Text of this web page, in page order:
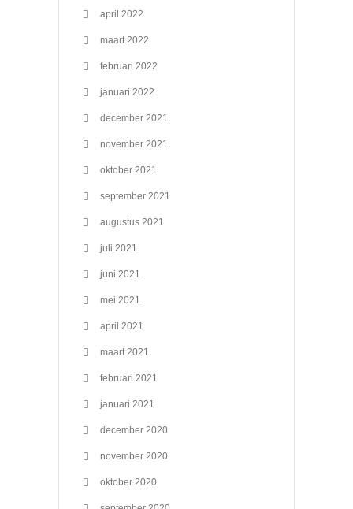
april 2022
maart 2022
februari 2022
januari 2022
december 2021
november 2021
oktober 2021
september 2021
augustus 2021
juli 2021
juni 2021
mei 2021
april 2021
maart 2021
februari 2021
januari 2021
december 2020
november 2020
oktober 2020